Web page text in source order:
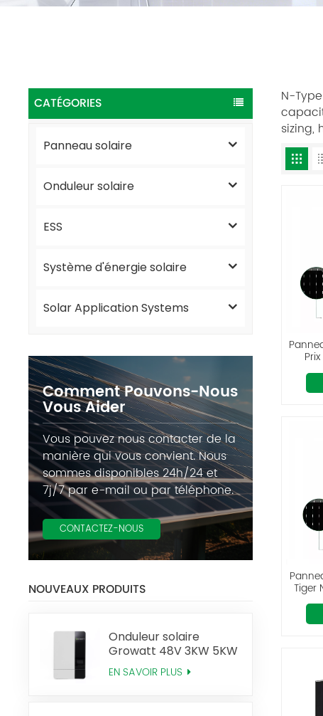
CATÉGORIES
Panneau solaire
Onduleur solaire
ESS
Système d'énergie solaire
Solar Application Systems
Comment Pouvons-Nous
Vous Aider
Vous pouvez nous contacter de la
manière qui vous convient. Nous
sommes disponibles 24h/24 et
7j/7 par e-mail ou par téléphone.
CONTACTEZ-NOUS
NOUVEAUX PRODUITS
Onduleur solaire
Growatt 48V 3KW 5KW
hors réseau
EN SAVOIR PLUS
N-
sizing,
Tiger